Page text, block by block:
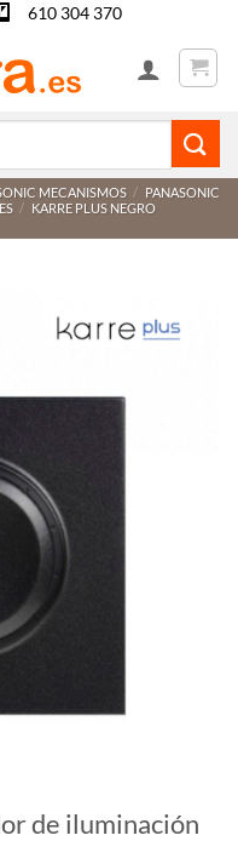
610 304 370
MECANISMOS / PANASONIC
/ KARRE PLUS NEGRO
de iluminación